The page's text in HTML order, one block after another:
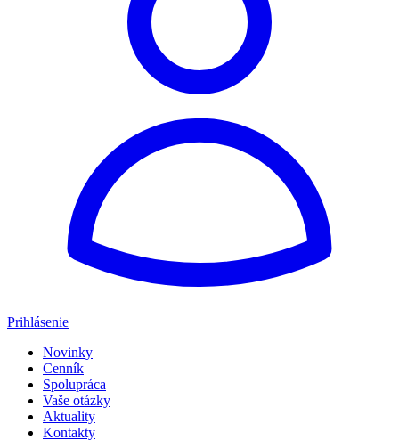
Prihlásenie
Novinky
Cenník
Spolupráca
Vaše otázky
Aktuality
Kontakty